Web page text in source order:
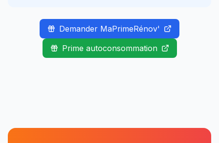
Demander MaPrimeRénov'
Prime autoconsommation